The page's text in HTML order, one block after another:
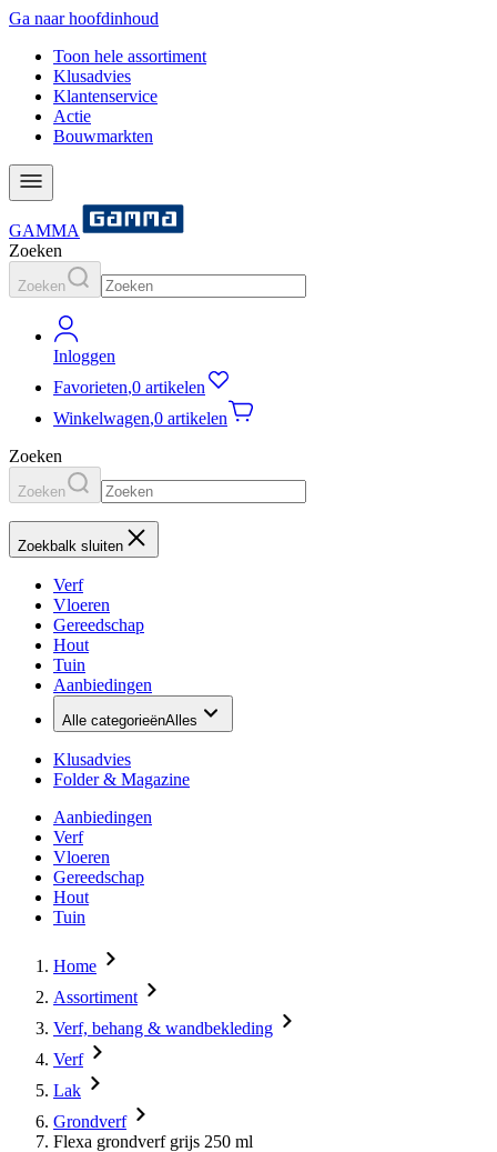
Ga naar hoofdinhoud
Toon hele assortiment
Klusadvies
Klantenservice
Actie
Bouwmarkten
GAMMA
Zoeken
Zoeken
Inloggen
Favorieten,0 artikelen
Winkelwagen,0 artikelen
Zoeken
Zoeken
Zoekbalk sluiten
Verf
Vloeren
Gereedschap
Hout
Tuin
Aanbiedingen
Alle categorieënAlles
Klusadvies
Folder & Magazine
Aanbiedingen
Verf
Vloeren
Gereedschap
Hout
Tuin
Home
Assortiment
Verf, behang & wandbekleding
Verf
Lak
Grondverf
Flexa grondverf grijs 250 ml